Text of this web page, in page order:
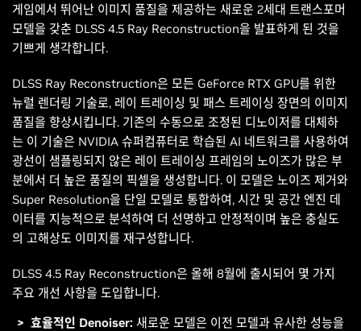
게임에서 뛰어난 이미지 품질을 제공하는 새로운 2세대 트랜스포머
모델을 갖춘 DLSS 4.5 Ray Reconstruction을 발표하게 된 것을
기쁘게 생각합니다.
DLSS Ray Reconstruction은 모든 GeForce RTX GPU를 위한
뉴럴 렌더링 기술로, 레이 트레이싱 및 패스 트레이싱 장면의 이미지
품질을 향상시킵니다. 기존의 수동으로 조정된 디노이저를 대체하
는 이 기술은 NVIDIA 슈퍼컴퓨터로 학습된 AI 네트워크를 사용하여
광선이 샘플링되지 않은 레이 트레이싱 프레임의 노이즈가 많은 부
분에서 더 높은 품질의 픽셀을 생성합니다. 이 모델은 노이즈 제거와
Super Resolution을 단일 모델로 통합하여, 시간 및 공간 엔진 데
이터를 지능적으로 분석하여 더 선명하고 안정적이며 높은 충실도
의 고해상도 이미지를 재구성합니다.
DLSS 4.5 Ray Reconstruction은 올해 8월에 출시되어 몇 가지
주요 개선 사항을 도입합니다.
효율적인 Denoiser: 새로운 모델은 이전 모델과 유사한 성능을